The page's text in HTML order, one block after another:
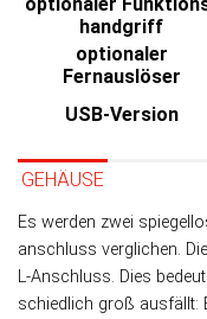
handgriff
optionaler
Fernauslöser
USB-Version
GEHÄUSE
Es werden zwei
an­schluss ver­glichen.
L-An­schluss. Dies
schied­lich groß aus­fällt: